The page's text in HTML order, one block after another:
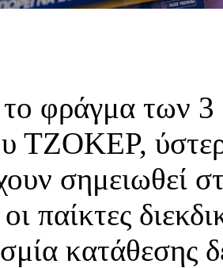
φράγμα των
ΤΖΟΚΕΡ,
σημειωθεί
παίκτες
κατάθεσης